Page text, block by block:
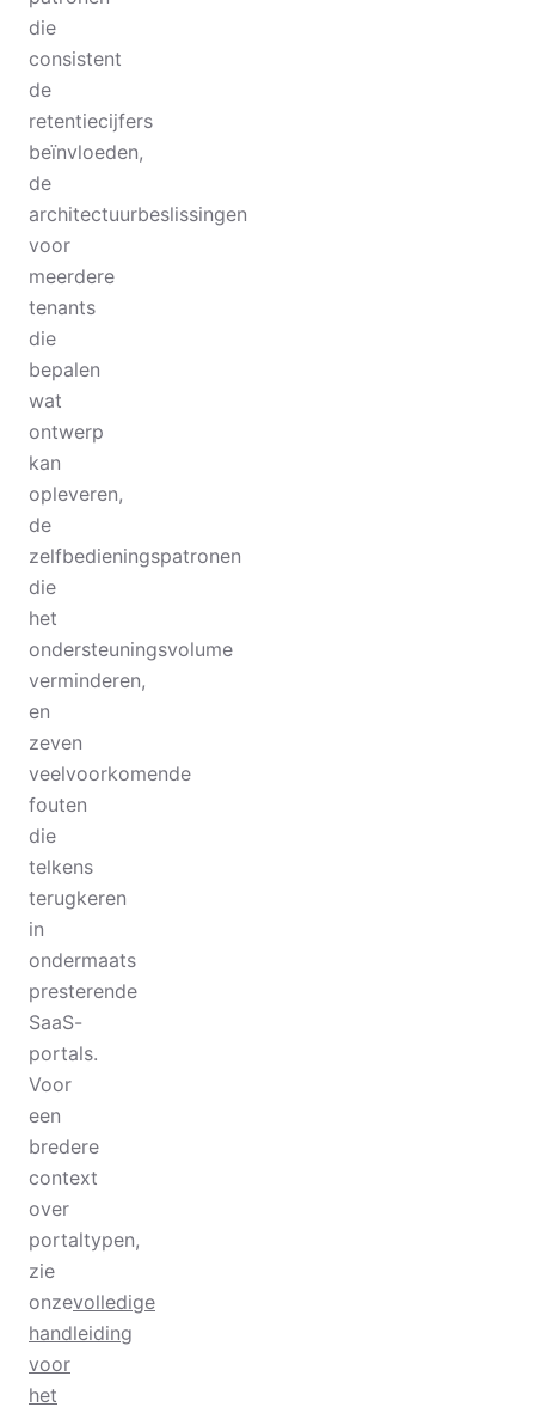
die
consistent
de
retentiecijfers
beïnvloeden,
de
architectuurbeslissingen
voor
meerdere
tenants
die
bepalen
wat
ontwerp
kan
opleveren,
de
zelfbedieningspatronen
die
het
ondersteuningsvolume
verminderen,
en
zeven
veelvoorkomende
fouten
die
telkens
terugkeren
in
ondermaats
presterende
SaaS-
portals.
Voor
een
bredere
context
over
portaltypen,
zie
onzevolledige
handleiding
voor
het